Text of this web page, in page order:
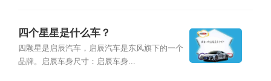
四个星星是什么车？
四颗星是启辰汽车，启辰汽车是东风旗下的一个
品牌。启辰车身尺寸：启辰车身...